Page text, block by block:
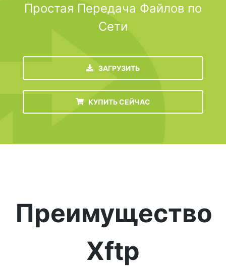
Простая Передача Файлов по
Сети
ЗАГРУЗИТЬ
КУПИТЬ СЕЙЧАС
Преимущество
Xftp